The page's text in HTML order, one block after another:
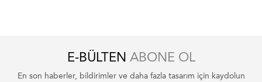
E-BÜLTEN ABONE OL
En son haberler, bildirimler ve daha fazla tasarım için kaydolun